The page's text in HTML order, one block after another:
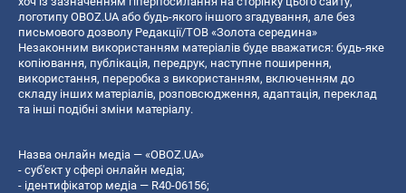
логотипу OBOZ.UA або будь-якого іншого згадування, але без
письмового дозволу Редакції/ТОВ «Золота середина»
Незаконним використанням матеріалів буде вважатися: будь-яке
копiювання, публiкацiя, передрук, наступне поширення,
використання, переробка з використанням, включенням до
складу інших матеріалів, розповсюдження, адаптація, переклад
та інші подібні зміни матеріалу.
Назва онлайн медіа — «OBOZ.UA»
- суб'єкт у сфері онлайн медіа;
- ідентифікатор медіа — R40-06156;